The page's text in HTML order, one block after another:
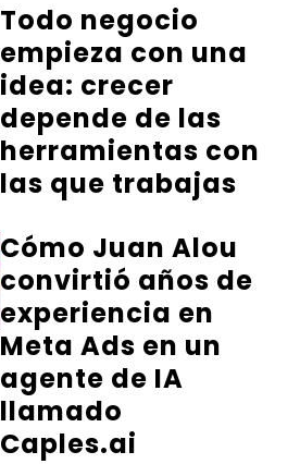
Todo negocio
empieza con una
idea: crecer
depende de las
herramientas con
las que trabajas
Cómo Juan Alou
convirtió años de
experiencia en
Meta Ads en un
agente de IA
llamado
Caples.ai